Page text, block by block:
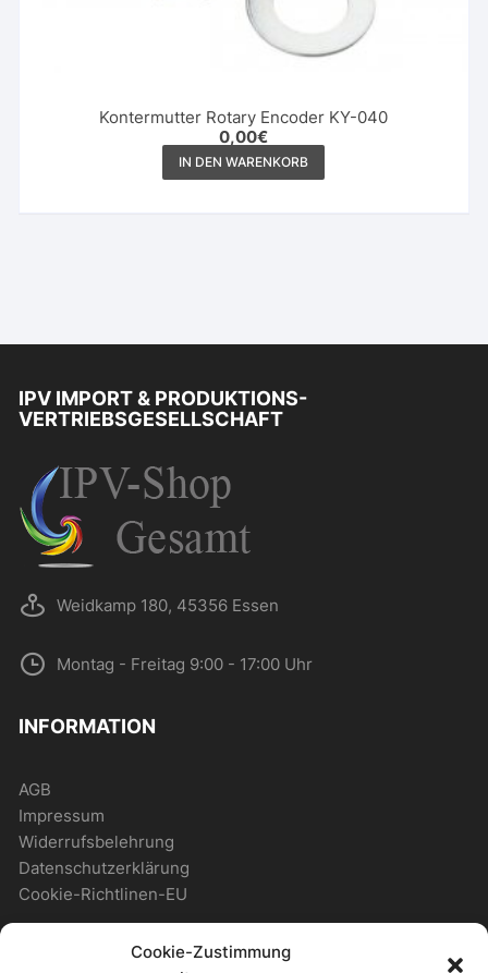
Cookie-Zustimmung
Kontermutter Rotary Encoder KY-040
0,00€
IN DEN WARENKORB
IPV IMPORT & PRODUKTIONS-
VERTRIEBSGESELLSCHAFT
Weidkamp 180, 45356 Essen
Montag - Freitag 9:00 - 17:00 Uhr
INFORMATION
AGB
Impressum
Widerrufsbelehrung
Datenschutzerklärung
Cookie-Richtlinen-EU